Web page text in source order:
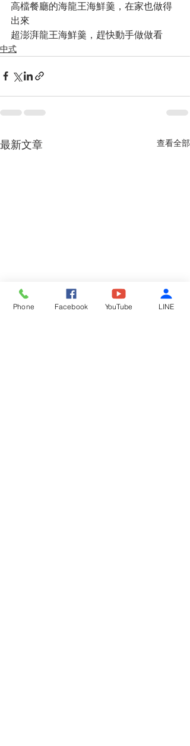
高檔餐廳的海龍王海鮮羹，在家也做得
出來
超澎湃龍王海鮮羹，趕快動手做做看
中式
最新文章 查看全部
Phone Facebook YouTube LINE